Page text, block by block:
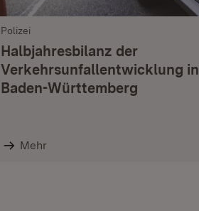
Polizei
Halbjahresbilanz der
Verkehrsunfallentwicklung in
Baden-Württemberg
Mehr